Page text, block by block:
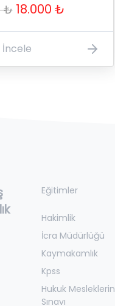
₺ 18.000 ₺
İncele
Eğitimler
Hakimlik
İcra Müdürlüğü
Kaymakamlık
Kpss
Hukuk
Sınavı